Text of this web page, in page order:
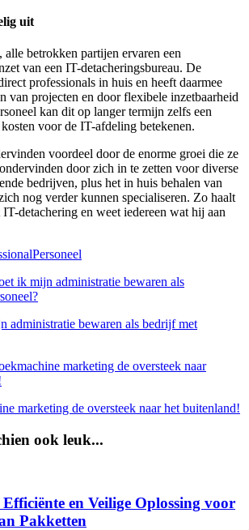
uit
betrokken partijen ervaren een
van een IT-detacheringsbureau. De
professionals in huis en heeft daarmee
van projecten en door flexibele inzetbaarheid
kan dit op langer termijn zelfs een
voor de IT-afdeling betekenen.
voordeel door de enorme groei die ze
door zich in te zetten voor diverse
bedrijven, plus het in huis behalen van
nog verder kunnen specialiseren. Zo haalt
detachering en weet iedereen wat hij aan
Personeel
administratie bewaren als bedrijf met
marketing de oversteek naar het buitenland!
ook leuk...
en Veilige Oplossing voor
Pakketten